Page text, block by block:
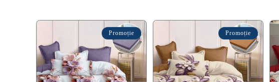
ț
i
Promoție Promoție